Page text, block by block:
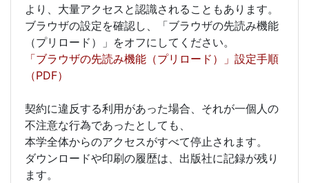
より、大量アクセスと認識されることもあります。
ブラウザの設定を確認し、「ブラウザの先読み機能
（プリロード）」をオフにしてください。
「ブラウザの先読み機能（プリロード）」設定手順
（PDF）
契約に違反する利用があった場合、それが一個人の
不注意な行為であったとしても、
本学全体からのアクセスがすべて停止されます。
ダウンロードや印刷の履歴は、出版社に記録が残り
ます。